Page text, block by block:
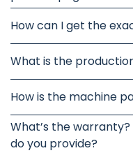
How can I get the
What is the
How is the machine
What’s the
do you provide?